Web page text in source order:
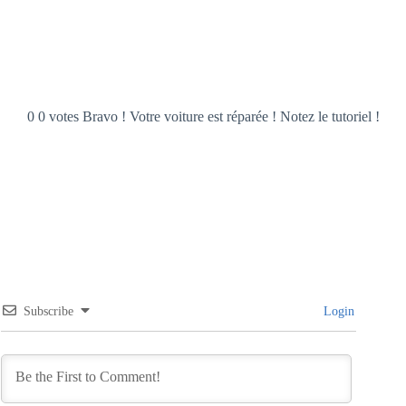
0 0 votes Bravo ! Votre voiture est réparée ! Notez le tutoriel !
Subscribe Login